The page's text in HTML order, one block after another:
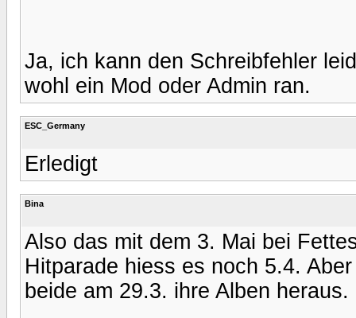
Ja, ich kann den Schreibfehler
wohl ein Mod oder Admin ran.
ESC_Germany
Erledigt
Bina
Also das mit dem 3. Mai bei
Hitparade hiess es noch 5.4.
beide am 29.3. ihre Alben heraus.